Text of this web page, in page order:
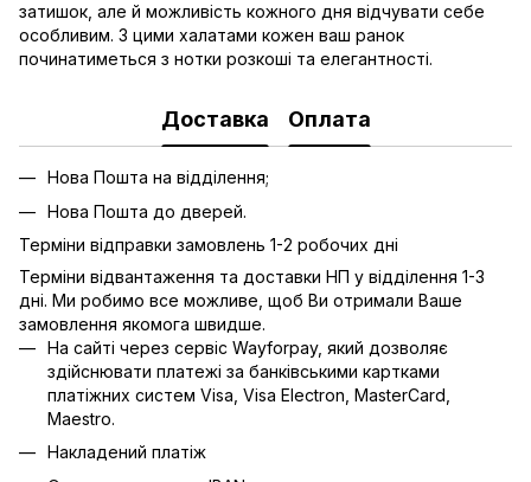
затишок, але й можливість кожного дня відчувати себе
особливим. З цими халатами кожен ваш ранок
починатиметься з нотки розкоші та елегантності.
Доставка Оплата
Нова Пошта на відділення;
Нова Пошта до дверей.
Терміни відправки замовлень 1-2 робочих дні
Терміни відвантаження та доставки НП у відділення 1-3
дні. Ми робимо все можливе, щоб Ви отримали Ваше
замовлення якомога швидше.
На сайті через сервіс Wayforpay, який дозволяє
здійснювати платежі за банківськими картками
платіжних систем Visa, Visa Electron, MasterCard,
Maestro.
Накладений платіж